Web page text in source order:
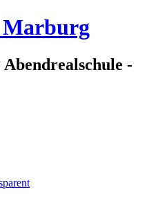
Marburg
-